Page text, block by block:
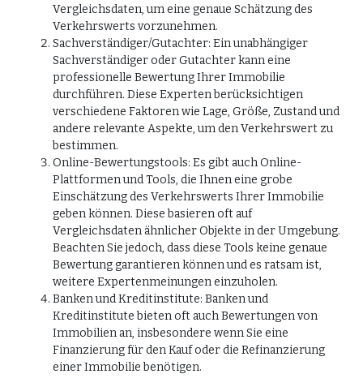
Vergleichsdaten, um eine genaue Schätzung des
Verkehrswerts vorzunehmen.
Sachverständiger/Gutachter: Ein unabhängiger
Sachverständiger oder Gutachter kann eine
professionelle Bewertung Ihrer Immobilie
durchführen. Diese Experten berücksichtigen
verschiedene Faktoren wie Lage, Größe, Zustand und
andere relevante Aspekte, um den Verkehrswert zu
bestimmen.
Online-Bewertungstools: Es gibt auch Online-
Plattformen und Tools, die Ihnen eine grobe
Einschätzung des Verkehrswerts Ihrer Immobilie
geben können. Diese basieren oft auf
Vergleichsdaten ähnlicher Objekte in der Umgebung.
Beachten Sie jedoch, dass diese Tools keine genaue
Bewertung garantieren können und es ratsam ist,
weitere Expertenmeinungen einzuholen.
Banken und Kreditinstitute: Banken und
Kreditinstitute bieten oft auch Bewertungen von
Immobilien an, insbesondere wenn Sie eine
Finanzierung für den Kauf oder die Refinanzierung
einer Immobilie benötigen.